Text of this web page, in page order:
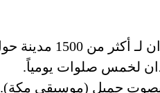
مدينة حول العالم.
لخمس صلوات يومياً.
بصوت جميل (موسيقى مكة).